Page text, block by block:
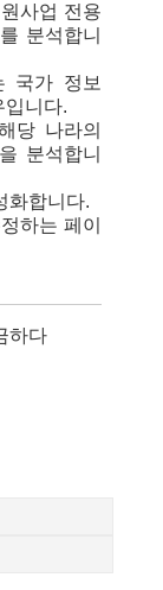
사업 전용
분석합니
국가 정보
입니다.
당 나라의
분석합니
화합니다.
하는 페이
하다